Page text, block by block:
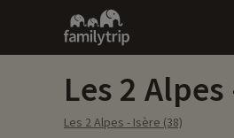
Family
trip
Les 2
Les 2 Alpes - Isère (38)